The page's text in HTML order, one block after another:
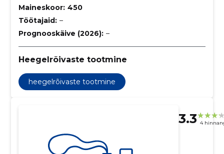
Maineskoor: 450
Töötajaid: –
Prognooskäive (2026): –
Heegelrõivaste tootmine
heegelrõivaste tootmine
3.3 4